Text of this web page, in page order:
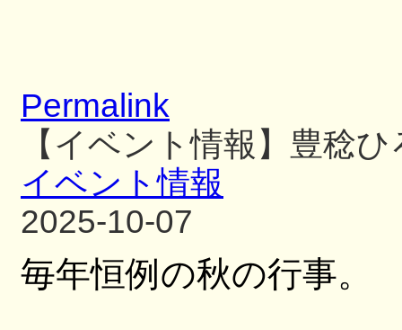
Permalink
【イベント情報】豊稔
イベント情報
2025-10-07
毎年恒例の秋の行事。